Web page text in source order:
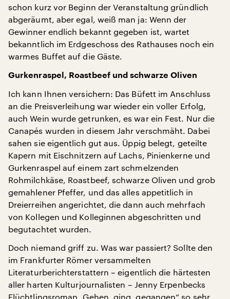
schon kurz vor Beginn der Veranstaltung gründlich
abgeräumt, aber egal, weiß man ja: Wenn der
Gewinner endlich bekannt gegeben ist, wartet
bekanntlich im Erdgeschoss des Rathauses noch ein
warmes Buffet auf die Gäste.
Gurkenraspel, Roastbeef und schwarze Oliven
Ich kann Ihnen versichern: Das Büfett im Anschluss
an die Preisverleihung war wieder ein voller Erfolg,
auch Wein wurde getrunken, es war ein Fest. Nur die
Canapés wurden in diesem Jahr verschmäht. Dabei
sahen sie eigentlich gut aus. Üppig belegt, geteilte
Kapern mit Eischnitzern auf Lachs, Pinienkerne und
Gurkenraspel auf einem zart schmelzenden
Rohmilchkäse, Roastbeef, schwarze Oliven und grob
gemahlener Pfeffer, und das alles appetitlich in
Dreierreihen angerichtet, die dann auch mehrfach
von Kollegen und Kolleginnen abgeschritten und
begutachtet wurden.
Doch niemand griff zu. Was war passiert? Sollte den
im Frankfurter Römer versammelten
Literaturberichterstattern – eigentlich die härtesten
aller harten Kulturjournalisten – Jenny Erpenbecks
Flüchtlingsroman „Gehen, ging, gegangen“ so sehr